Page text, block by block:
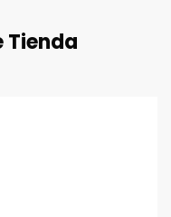
Tienda